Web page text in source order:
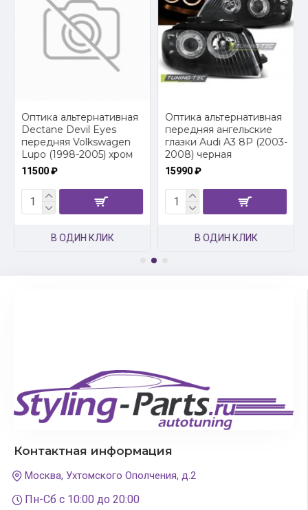
Оптика альтернативная
Dectane Devil Eyes
передняя Volkswagen
Lupo (1998-2005) хром
11500 ₽
В ОДИН КЛИК
Оптика альтернативная
передняя ангельские
глазки Audi A3 8P (2003-
2008) черная
15990 ₽
В ОДИН КЛИК
Контактная информация
Москва, Ухтомского Ополчения, д.2
Пн-Сб с 10:00 до 20:00